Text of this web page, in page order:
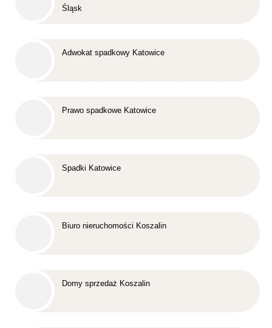
Śląsk
Adwokat spadkowy Katowice
Prawo spadkowe Katowice
Spadki Katowice
Biuro nieruchomości Koszalin
Domy sprzedaż Koszalin